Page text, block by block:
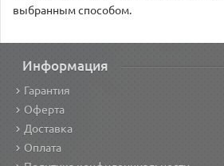
выбранным способом.
Информация
Гарантия
Оферта
Доставка
Оплата